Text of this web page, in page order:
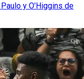
y O'Higgins de